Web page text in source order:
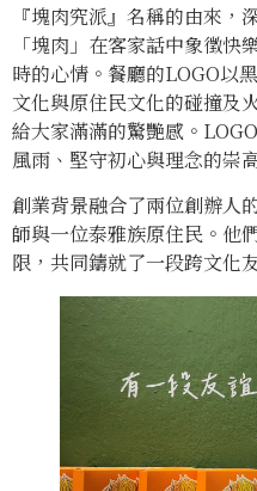
『塊肉究派』名稱的由來，
「塊肉」在客家話中象徵
時的心情。餐廳的LOGO以
文化與原住民文化的碰撞及
給大家滿滿的驚艷感。
風雨、堅守初心與理念的崇
創業背景融合了兩位創辦
師與一位泰雅族原住民。他
限，共同鑄就了一段跨文化